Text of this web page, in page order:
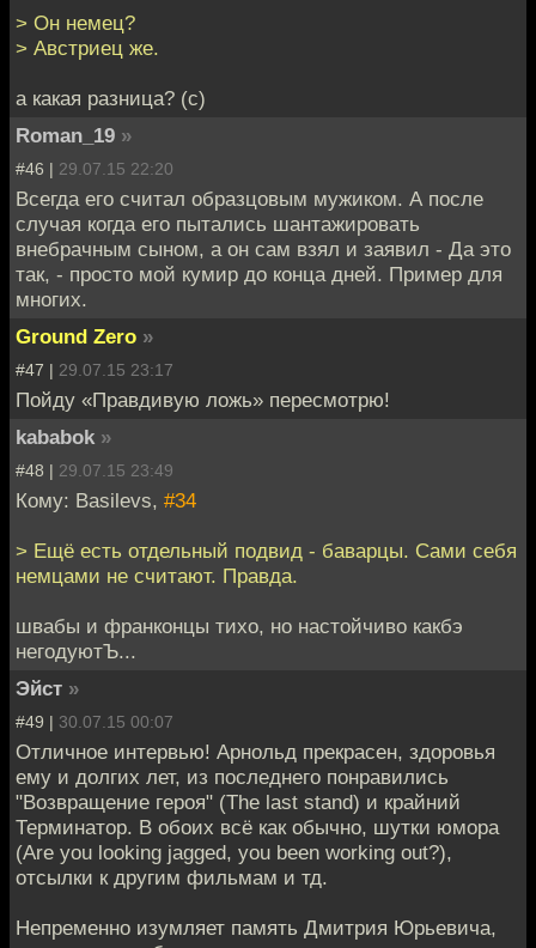
> Он немец?
> Австриец же.
а какая разница? (с)
Roman_19 »
#46 | 29.07.15 22:20
Всегда его считал образцовым мужиком. А после
случая когда его пытались шантажировать
внебрачным сыном, а он сам взял и заявил - Да это
так, - просто мой кумир до конца дней. Пример для
многих.
Ground Zero »
#47 | 29.07.15 23:17
Пойду «Правдивую ложь» пересмотрю!
kababok »
#48 | 29.07.15 23:49
Кому: Basilevs, #34
> Ещё есть отдельный подвид - баварцы. Сами себя
немцами не считают. Правда.
швабы и франконцы тихо, но настойчиво какбэ
негодуютЪ...
Эйст »
#49 | 30.07.15 00:07
Отличное интервью! Арнольд прекрасен, здоровья
ему и долгих лет, из последнего понравились
"Возвращение героя" (The last stand) и крайний
Терминатор. В обоих всё как обычно, шутки юмора
(Are you looking jagged, you been working out?),
отсылки к другим фильмам и тд.
Непременно изумляет память Дмитрия Юрьевича,